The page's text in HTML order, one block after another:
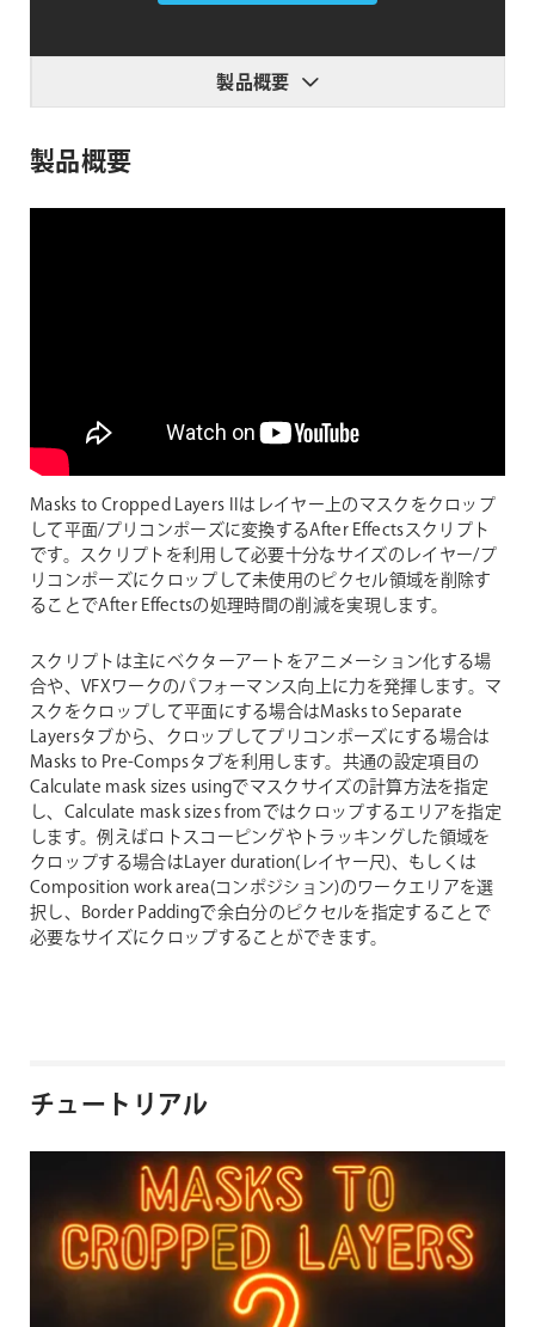
製品概要
製品概要
Masks to Cropped Layers IIはレイヤー上のマスクをクロップ
して平面/プリコンポーズに変換するAfter Effectsスクリプト
です。スクリプトを利用して必要十分なサイズのレイヤー/プ
リコンポーズにクロップして未使用のピクセル領域を削除す
ることでAfter Effectsの処理時間の削減を実現します。
スクリプトは主にベクターアートをアニメーション化する場
合や、VFXワークのパフォーマンス向上に力を発揮します。マ
スクをクロップして平面にする場合はMasks to Separate
Layersタブから、クロップしてプリコンポーズにする場合は
Masks to Pre-Compsタブを利用します。共通の設定項目の
Calculate mask sizes usingでマスクサイズの計算方法を指定
し、Calculate mask sizes fromではクロップするエリアを指定
します。例えばロトスコーピングやトラッキングした領域を
クロップする場合はLayer duration(レイヤー尺)、もしくは
Composition work area(コンポジション)のワークエリアを選
択し、Border Paddingで余白分のピクセルを指定することで
必要なサイズにクロップすることができます。
チュートリアル